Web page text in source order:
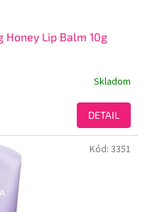
Lip Balm 10g
Skladom
DETAIL
Kód: 3351